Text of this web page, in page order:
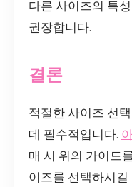
다른 사이즈의 특
권장합니다.
결론
적절한 사이즈 선
데 필수적입니다.
매 시 위의 가이드
이즈를 선택하시